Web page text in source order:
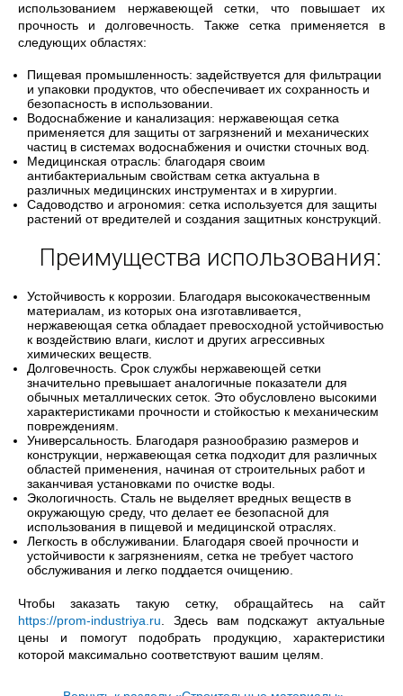
использованием нержавеющей сетки, что повышает их
прочность и долговечность. Также сетка применяется в
следующих областях:
Пищевая промышленность: задействуется для фильтрации
и упаковки продуктов, что обеспечивает их сохранность и
безопасность в использовании.
Водоснабжение и канализация: нержавеющая сетка
применяется для защиты от загрязнений и механических
частиц в системах водоснабжения и очистки сточных вод.
Медицинская отрасль: благодаря своим
антибактериальным свойствам сетка актуальна в
различных медицинских инструментах и в хирургии.
Садоводство и агрономия: сетка используется для защиты
растений от вредителей и создания защитных конструкций.
Преимущества использования:
Устойчивость к коррозии. Благодаря высококачественным
материалам, из которых она изготавливается,
нержавеющая сетка обладает превосходной устойчивостью
к воздействию влаги, кислот и других агрессивных
химических веществ.
Долговечность. Срок службы нержавеющей сетки
значительно превышает аналогичные показатели для
обычных металлических сеток. Это обусловлено высокими
характеристиками прочности и стойкостью к механическим
повреждениям.
Универсальность. Благодаря разнообразию размеров и
конструкции, нержавеющая сетка подходит для различных
областей применения, начиная от строительных работ и
заканчивая установками по очистке воды.
Экологичность. Сталь не выделяет вредных веществ в
окружающую среду, что делает ее безопасной для
использования в пищевой и медицинской отраслях.
Легкость в обслуживании. Благодаря своей прочности и
устойчивости к загрязнениям, сетка не требует частого
обслуживания и легко поддается очищению.
Чтобы заказать такую сетку, обращайтесь на сайт
https://prom-industriya.ru . Здесь вам подскажут актуальные
цены и помогут подобрать продукцию, характеристики
которой максимально соответствуют вашим целям.